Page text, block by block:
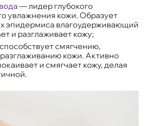
— лидер глубокого
увлажнения кожи. Образует
эпидермиса влагоудерживающий
и разглаживает кожу;
смягчению,
кожи. Активно
и смягчает кожу, делая